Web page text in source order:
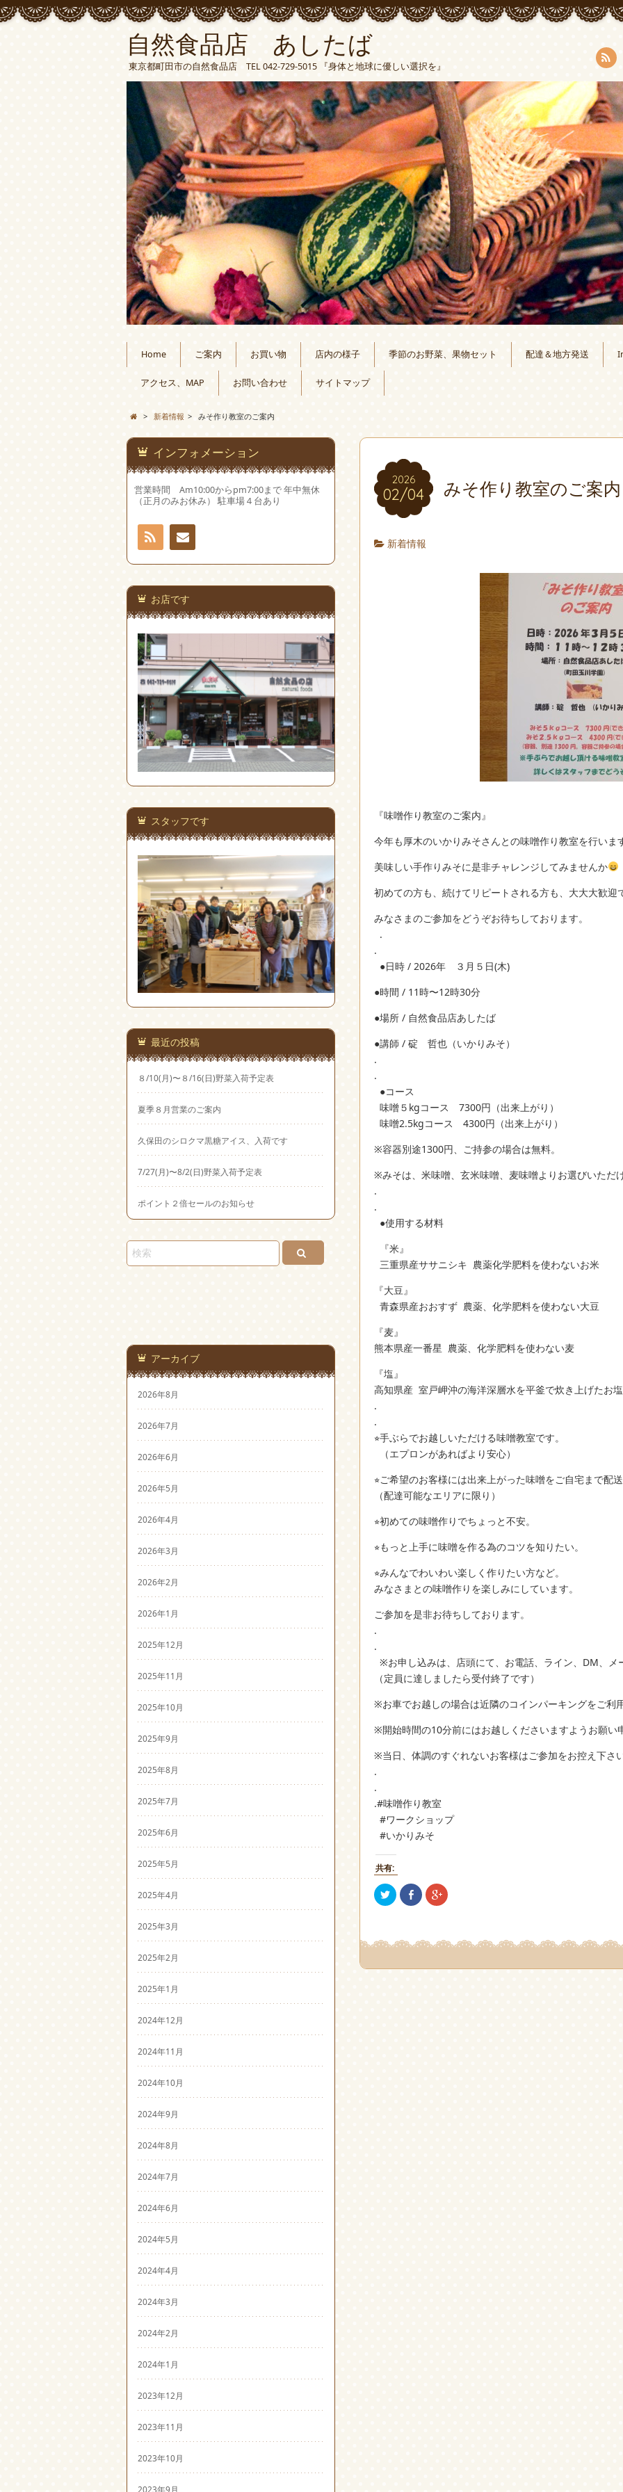
自然食品店 あしたば
東京都町田市の自然食品店 TEL 042-729-5015 『身体と地球に優しい選択を』
RSS
Home ご案内 お買い物 店内の様子 季節のお野菜、果物セット 配達＆地方発送
アクセス、MAP お問い合わせ サイトマップ
> 新着情報 > みそ作り教室のご案内
2026
02/04 みそ作り教室のご案内
新着情報
『味噌作り教室のご案内』
今年も厚木のいかりみそさんとの味噌作り教室を行いま
美味しい手作りみそに是非チャレンジしてみませんか
初めての方も、続けてリピートされる方も、大大大歓迎
みなさまのご参加をどうぞお待ちしております。
.
.
●日時 / 2026年 ３月５日(木)
●時間 / 11時〜12時30分
●場所 / 自然食品店あしたば
●講師 / 碇 哲也（いかりみそ）
.
.
●コース
味噌５kgコース 7300円（出来上がり）
味噌2.5kgコース 4300円（出来上がり）
※容器別途1300円、ご持参の場合は無料。
※みそは、米味噌、玄米味噌、麦味噌よりお選びいた
.
.
●使用する材料
『米』
三重県産ササニシキ 農薬化学肥料を使わないお米
『大豆』
青森県産おおすず 農薬、化学肥料を使わない大豆
『麦』
熊本県産一番星 農薬、化学肥料を使わない麦
『塩』
高知県産 室戸岬沖の海洋深層水を平釜で炊き上げたお
.
.
⭐︎手ぶらでお越しいただける味噌教室です。
（エプロンがあればより安心）
⭐︎ご希望のお客様には出来上がった味噌をご自宅まで配
（配達可能なエリアに限り）
⭐︎初めての味噌作りでちょっと不安。
⭐︎もっと上手に味噌を作る為のコツを知りたい。
⭐︎みんなでわいわい楽しく作りたい方など。
みなさまとの味噌作りを楽しみにしています。
ご参加を是非お待ちしております。
.
.
※お申し込みは、店頭にて、お電話、ライン、DM、
（定員に達しましたら受付終了です）
※お車でお越しの場合は近隣のコインパーキングをご利
※開始時間の10分前にはお越しくださいますようお願い
※当日、体調のすぐれないお客様はご参加をお控え下
.
.
.#味噌作り教室
#ワークショップ
#いかりみそ
共有:
ク
リ
Twitter
有
Facebook
で
い
ン
ク
リ
Google+
有
インフォメーション
営業時間 Am10:00からpm7:00まで 年中無休
（正月のみお休み） 駐車場４台あり
お問
い合
わせ
お店です
スタッフです
最近の投稿
８/10(月)〜８/16(日)野菜入荷予定表
夏季８月営業のご案内
久保田のシロクマ黒糖アイス、入荷です
7/27(月)〜8/2(日)野菜入荷予定表
ポイント２倍セールのお知らせ
アーカイブ
2026年8月
2026年7月
2026年6月
2026年5月
2026年4月
2026年3月
2026年2月
2026年1月
2025年12月
2025年11月
2025年10月
2025年9月
2025年8月
2025年7月
2025年6月
2025年5月
2025年4月
2025年3月
2025年2月
2025年1月
2024年12月
2024年11月
2024年10月
2024年9月
2024年8月
2024年7月
2024年6月
2024年5月
2024年4月
2024年3月
2024年2月
2024年1月
2023年12月
2023年11月
2023年10月
2023年9月